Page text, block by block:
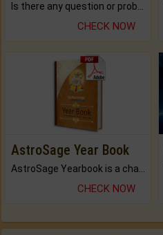
Is there any question or problem lingering.
CHECK NOW
AstroSage Year Book
AstroSage Yearbook is a channel to fulfill your dreams and destiny.
CHECK NOW